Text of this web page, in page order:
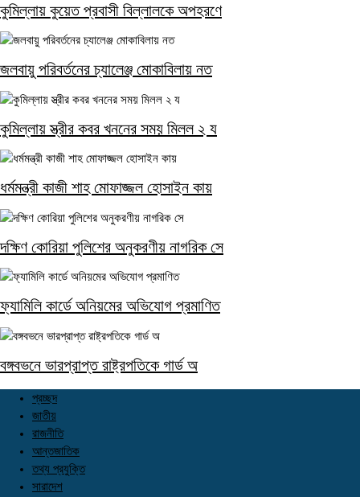
কুমিল্লায় কুয়েত প্রবাসী বিল্লালকে অপহরণে
জলবায়ু পরিবর্তনের চ্যালেঞ্জ মোকাবিলায় নত
কুমিল্লায় স্ত্রীর কবর খননের সময় মিলল ২ য
ধর্মমন্ত্রী কাজী শাহ মোফাজ্জল হোসাইন কায়
দক্ষিণ কোরিয়া পুলিশের অনুকরণীয় নাগরিক সে
ফ্যামিলি কার্ডে অনিয়মের অভিযোগ প্রমাণিত
বঙ্গবভনে ভারপ্রাপ্ত রাষ্ট্রপতিকে গার্ড অ
প্রচ্ছদ
জাতীয়
রাজনীতি
আন্তজাতিক
তথ্য প্রযুক্তি
সারাদেশ